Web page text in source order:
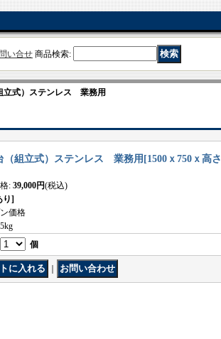
い合せ 商品検索:
立式）ステンレス 業務用
（組立式）ステンレス 業務用 [1500ｘ750ｘ高さ
: 39,000円(税込)
り]
価格
個